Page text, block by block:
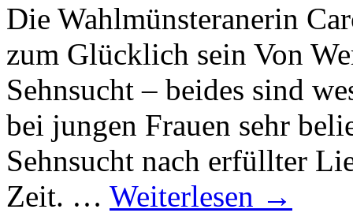
Die Wahlmünsteranerin
zum Glücklich sein Von
Sehnsucht – beides sind
bei jungen Frauen sehr
Sehnsucht nach erfüllter
Zeit. … Weiterlesen →